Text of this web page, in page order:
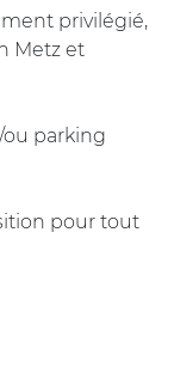
privilégié,
Metz et
parking
pour tout